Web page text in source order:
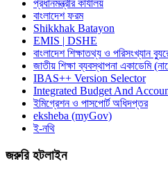
প্রধানমন্ত্রীর কার্যালয়
বাংলাদেশ ফরম
Shikkhak Batayon
EMIS | DSHE
বাংলাদেশ শিক্ষাতথ্য ও পরিসংখ্যান
জাতীয় শিক্ষা ব্যবস্থাপনা একাডেমি
IBAS++ Version Selector
Integrated Budget And
ইমিগ্রেশন ও পাসপোর্ট অধিদপ্তর
eksheba (myGov)
ই-নথি
জরুরি হটলাইন